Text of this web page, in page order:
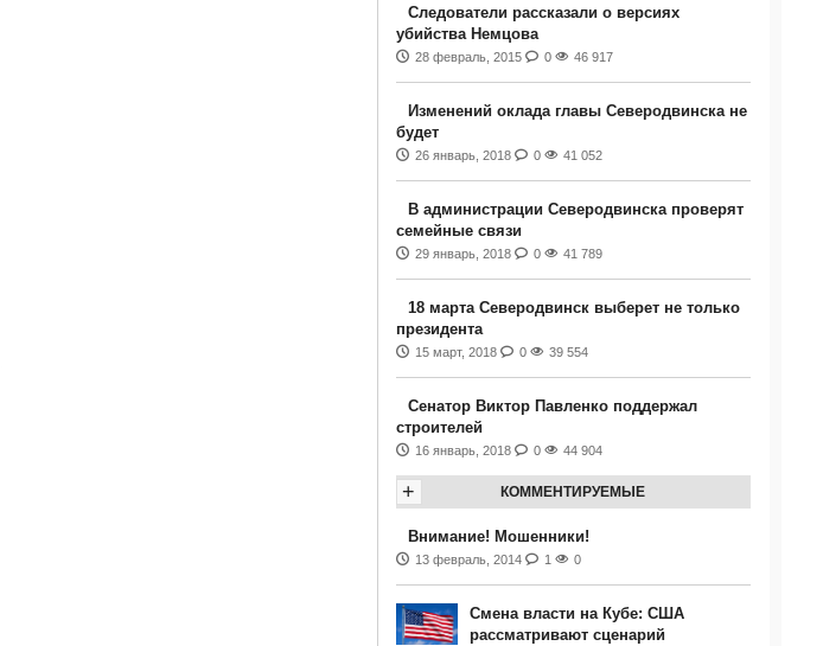
Следователи рассказали о версиях
убийства Немцова
28 февраль, 2015 0 46 917
Изменений оклада главы Северодвинска не
будет
26 январь, 2018 0 41 052
В администрации Северодвинска проверят
семейные связи
29 январь, 2018 0 41 789
18 марта Северодвинск выберет не только
президента
15 март, 2018 0 39 554
Сенатор Виктор Павленко поддержал
строителей
16 январь, 2018 0 44 904
КОММЕНТИРУЕМЫЕ
+
Внимание! Мошенники!
13 февраль, 2014 1 0
Смена власти на Кубе: США
рассматривают сценарий